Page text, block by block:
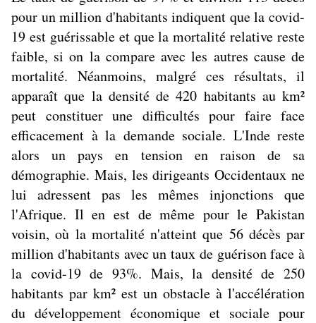
pour un million d'habitants indiquent que la covid-
19 est guérissable et que la mortalité relative reste
faible, si on la compare avec les autres cause de
mortalité. Néanmoins, malgré ces résultats, il
apparaît que la densité de 420 habitants au km²
peut constituer une difficultés pour faire face
efficacement à la demande sociale. L'Inde reste
alors un pays en tension en raison de sa
démographie. Mais, les dirigeants Occidentaux ne
lui adressent pas les mêmes injonctions que
l'Afrique. Il en est de même pour le Pakistan
voisin, où la mortalité n'atteint que 56 décès par
million d'habitants avec un taux de guérison face à
la covid-19 de 93%. Mais, la densité de 250
habitants par km² est un obstacle à l'accélération
du développement économique et sociale pour